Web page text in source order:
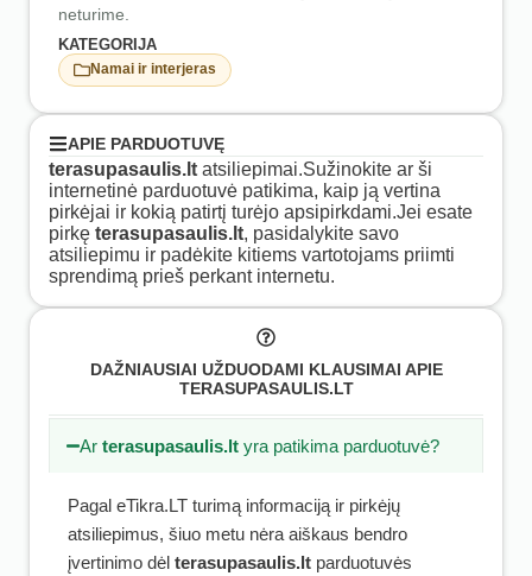
neturime.
KATEGORIJA
Namai ir interjeras
APIE PARDUOTUVĘ
terasupasaulis.lt atsiliepimai.Sužinokite ar ši
internetinė parduotuvė patikima, kaip ją vertina
pirkėjai ir kokią patirtį turėjo apsipirkdami.Jei esate
pirkę terasupasaulis.lt, pasidalykite savo
atsiliepimu ir padėkite kitiems vartotojams priimti
sprendimą prieš perkant internetu.
DAŽNIAUSIAI UŽDUODAMI KLAUSIMAI APIE
TERASUPASAULIS.LT
Arterasupasaulis.lt yra patikima parduotuvė?
Pagal eTikra.LT turimą informaciją ir pirkėjų
atsiliepimus, šiuo metu nėra aiškaus bendro
įvertinimo dėl terasupasaulis.lt parduotuvės